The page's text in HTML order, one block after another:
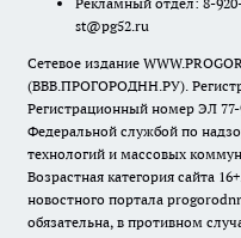
st@pg52.ru
Сетевое издание
(ВВВ.ПРОГОРОДНН.РУ).
Регистрационный номер ЭЛ 77-
Федеральной службой по
технологий и массовых
Возрастная категория сайта
новостного портала
обязательна, в противном